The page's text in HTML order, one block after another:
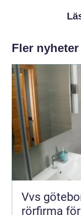
Fler nyheter
Vvs göteborg så väljer
rörfirma